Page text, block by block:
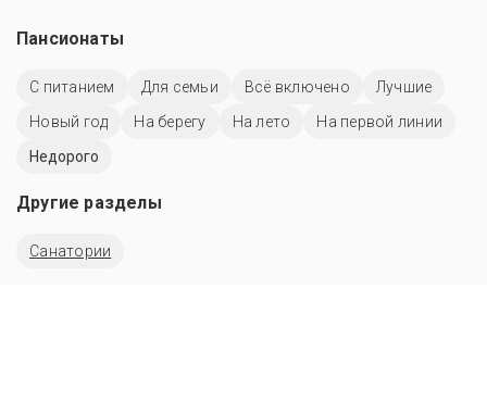
Пансионаты
С питанием Для семьи Всё включено
Лучшие
Новый год
На берегу На лето
На первой линии
Недорого
Другие разделы
Санатории